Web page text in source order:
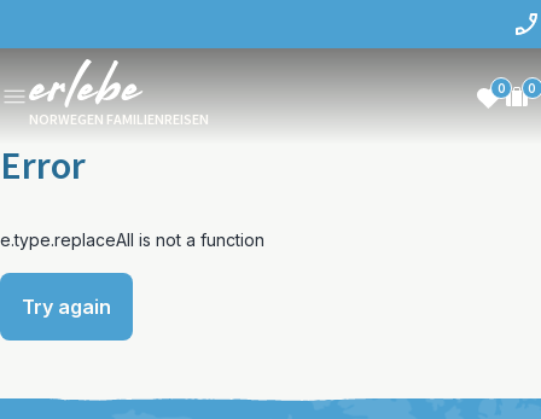
NORWEGEN FAMILIENREISEN
0 0
Error
e.type.replaceAll is not a function
Try again